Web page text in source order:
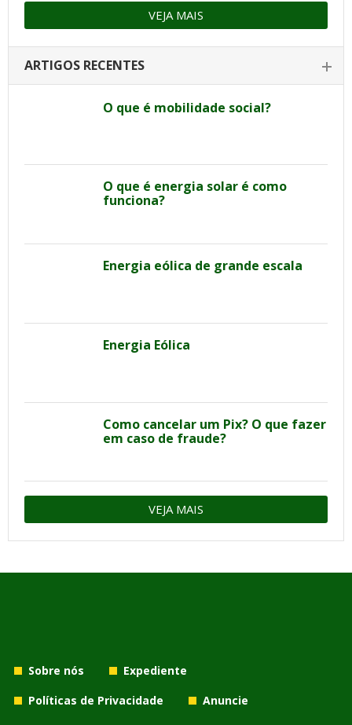
VEJA MAIS
ARTIGOS RECENTES
O que é mobilidade social?
O que é energia solar é como
funciona?
Energia eólica de grande escala
Energia Eólica
Como cancelar um Pix? O que fazer
em caso de fraude?
VEJA MAIS
Sobre nós
Expediente
Políticas de Privacidade
Anuncie